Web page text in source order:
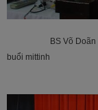
BS Võ Doãn Tuấn-
buổi mittinh